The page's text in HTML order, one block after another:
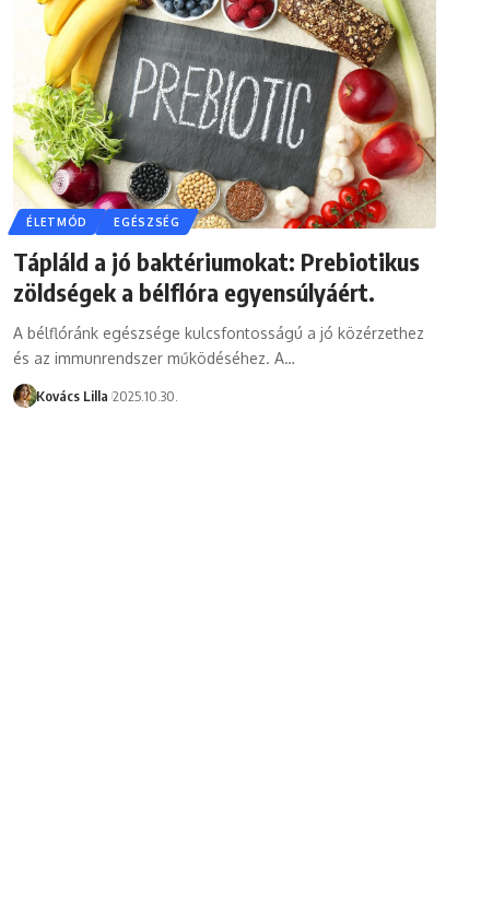
ÉLETMÓD EGÉSZSÉG
Tápláld a jó baktériumokat: Prebiotikus
zöldségek a bélflóra egyensúlyáért.
A bélflóránk egészsége kulcsfontosságú a jó közérzethez
és az immunrendszer működéséhez. A…
Kovács Lilla 2025.10.30.